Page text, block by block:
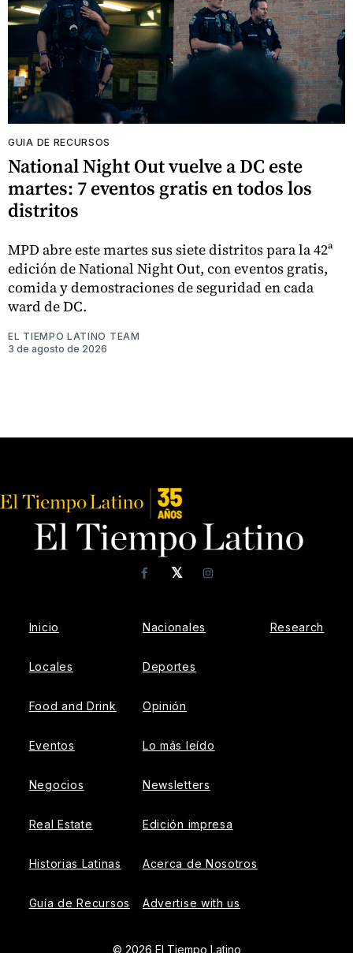
GUIA DE RECURSOS
National Night Out vuelve a DC este
martes: 7 eventos gratis en todos los
distritos
MPD abre este martes sus siete distritos para la 42ª
edición de National Night Out, con eventos gratis,
comida y demostraciones de seguridad en cada
ward de DC.
EL TIEMPO LATINO TEAM
3 de agosto de 2026
𝕏
FacebookInstagram
Inicio
Locales
Food and Drink
Eventos
Negocios
Real Estate
Historias Latinas
Guía de Recursos
Nacionales
Deportes
Opinión
Lo más leído
Newsletters
Edición impresa
Acerca de Nosotros
Advertise with us
Research
© 2026 El Tiempo Latino